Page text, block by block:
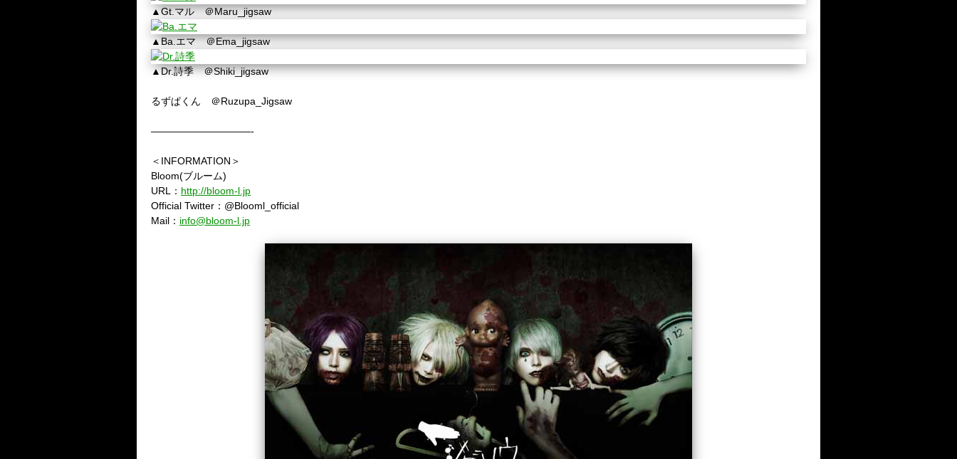
▲Gt.マル＠Maru_jigsaw
▲Ba.エマ＠Ema_jigsaw
▲Dr.詩季＠Shiki_jigsaw
るずぱくん ＠Ruzupa_Jigsaw
——————————-
＜INFORMATION＞
Bloom(ブルーム)
URL： http://bloom-l.jp
Official Twitter：@Blooml_official
Mail： info@bloom-l.jp